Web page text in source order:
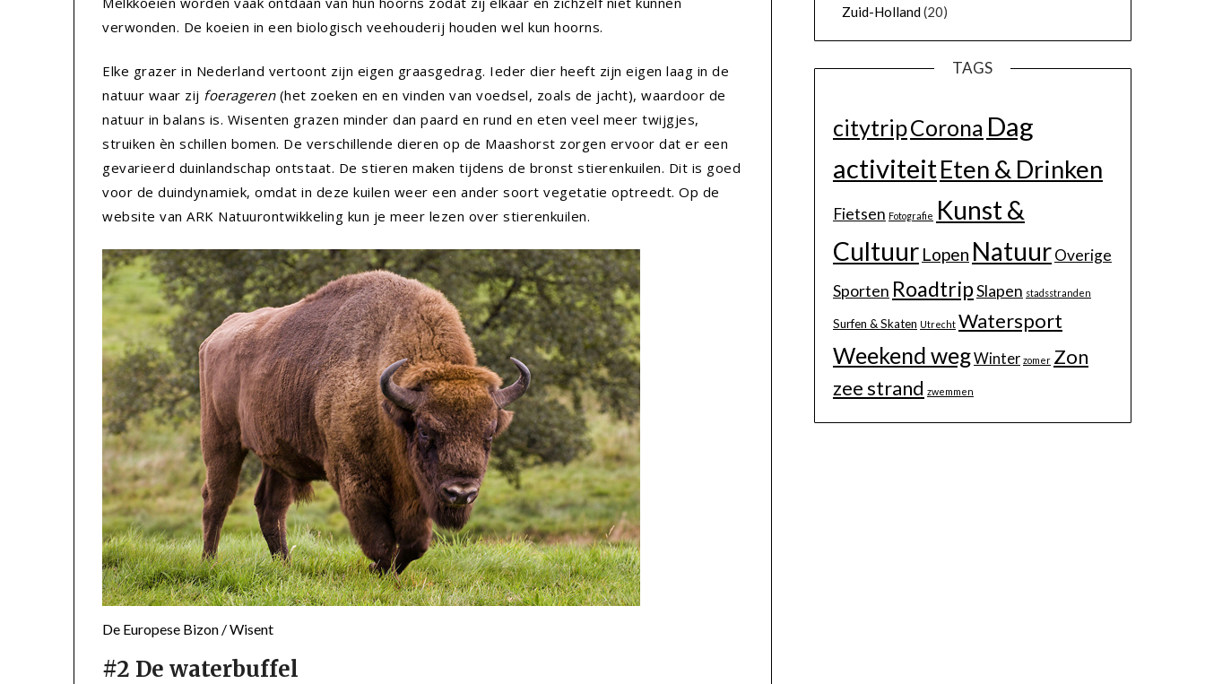
verwonden. De koeien in een biologisch veehouderij houden wel kun hoorns.
Elke grazer in Nederland vertoont zijn eigen graasgedrag. Ieder dier heeft zijn eigen laag in de
natuur waar zij foerageren(het zoeken en en vinden van voedsel, zoals de jacht), waardoor de
natuur in balans is. Wisenten grazen minder dan paard en rund en eten veel meer twijgjes,
struiken èn schillen bomen. De verschillende dieren op de Maashorst zorgen ervoor dat er een
gevarieerd duinlandschap ontstaat. De stieren maken tijdens de bronst stierenkuilen. Dit is goed
voor de duindynamiek, omdat in deze kuilen weer een ander soort vegetatie optreedt. Op de
website van ARK Natuurontwikkeling kun je meer lezen over stierenkuilen.
De Europese Bizon / Wisent
#2 De waterbuffel
Zuid-Holland(20)
TAGS
citytripCorona Dag
activiteitEten & Drinken
Fietsen Fotografie Kunst &
Cultuur Lopen NatuurOverige
Sporten RoadtripSlapen stadsstranden
Surfen & Skaten Utrecht Watersport
Weekend wegWinter zomer Zon
zee strand zwemmen